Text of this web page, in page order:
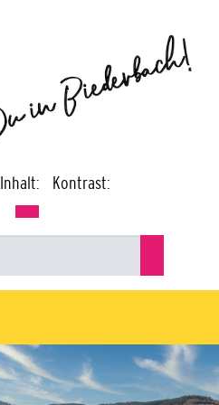
Inhalt: Kontrast: